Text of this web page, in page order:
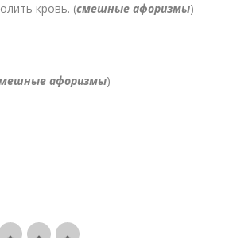
кровь. (смешные афоризмы)
афоризмы)